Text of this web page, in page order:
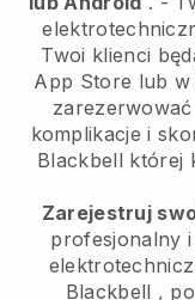
Twoi klienci
App Store lub w
komplikacje i
Blackbell której
Zarejestruj
profesjonalny
Blackbell ,